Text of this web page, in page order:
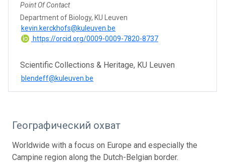
Point Of Contact
Department of Biology, KU Leuven
kevin.kerckhofs@kuleuven.be
https://orcid.org/0009-0009-7820-8737
Scientific Collections & Heritage, KU Leuven
blendeff@kuleuven.be
Географический охват
Worldwide with a focus on Europe and especially the
Campine region along the Dutch-Belgian border.